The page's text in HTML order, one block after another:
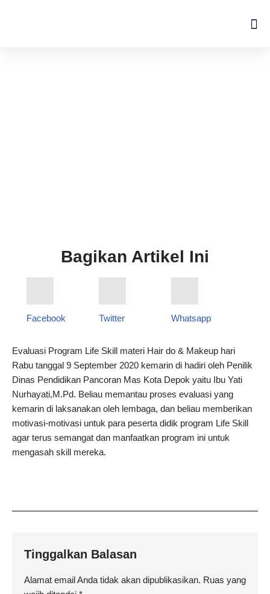
Bagikan Artikel Ini
Facebook Twitter Whatsapp
Evaluasi Program Life Skill materi Hair do & Makeup hari
Rabu tanggal 9 September 2020 kemarin di hadiri oleh Penilik
Dinas Pendidikan Pancoran Mas Kota Depok yaitu Ibu Yati
Nurhayati,M.Pd. Beliau memantau proses evaluasi yang
kemarin di laksanakan oleh lembaga, dan beliau memberikan
motivasi-motivasi untuk para peserta didik program Life Skill
agar terus semangat dan manfaatkan program ini untuk
mengasah skill mereka.
Tinggalkan Balasan
Alamat email Anda tidak akan dipublikasikan. Ruas yang